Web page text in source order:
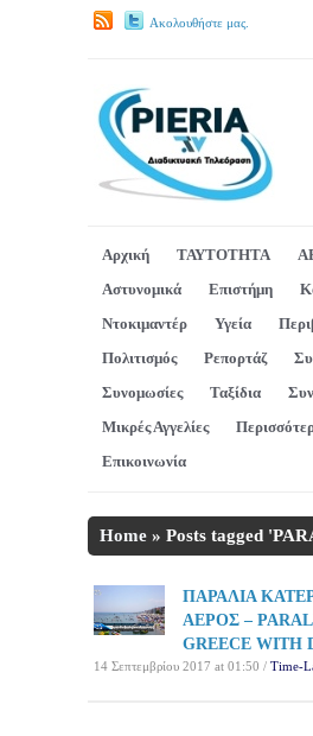
Ακολουθήστε μας.
Αρχική ΤΑΥΤΟΤΗΤΑ
Αστυνομικά
Επιστήμη
Ντοκιμαντέρ
Υγεία
Πολιτισμός
Ρεπορτάζ
Συνομωσίες
Ταξίδια
Μικρές Αγγελίες
Επικοινωνία
Home » Posts tagged
ΠΑΡΑΛΙΑ
ΑΕΡΟΣ –
GREECE WITH
14 Σεπτεμβρίου 2017 at 01:50 / Time-